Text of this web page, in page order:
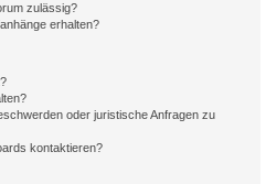
zulässig?
erhalten?
oder juristische Anfragen zu
kontaktieren?